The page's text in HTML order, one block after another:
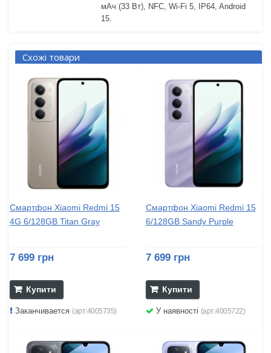
мАч (33 Вт), NFC, Wi-Fi 5, IP64, Android
15.
Схожі товари
Смартфон Xiaomi Redmi 15
4G 6/128GB Titan Gray
7 699 грн
Купити
Заканчивается (арт:4005735)
Смартфон Xiaomi Redmi 15
6/128GB Sandy Purple
7 699 грн
Купити
У наявності (арт:4005722)